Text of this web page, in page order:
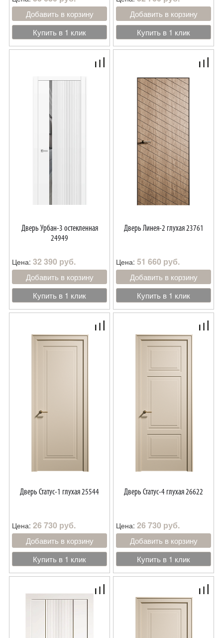
Добавить в корзину
Купить в 1 клик
Добавить в корзину
Купить в 1 клик
Дверь Урбан-3 остекленная
24949
Цена: 32 390 руб.
Добавить в корзину
Купить в 1 клик
Дверь Линея-2 глухая 23761
Цена: 51 660 руб.
Добавить в корзину
Купить в 1 клик
Дверь Статус-1 глухая 25544
Цена: 26 730 руб.
Добавить в корзину
Купить в 1 клик
Дверь Статус-4 глухая 26622
Цена: 26 730 руб.
Добавить в корзину
Купить в 1 клик